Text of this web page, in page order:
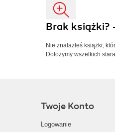
Brak książki?
Nie znalazłeś książki,
Dołożymy wszelkich
Twoje Konto
Logowanie